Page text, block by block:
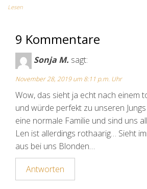
Lesen
9 Kommentare
Sonja M. sagt:
November 28, 2019 um 8:11 p.m. Uhr
Wow, das sieht ja echt nach einem
und würde perfekt zu unseren
eine normale Familie und sind uns
Len ist allerdings rothaarig… Sieht
aus bei uns Blonden…
Antworten